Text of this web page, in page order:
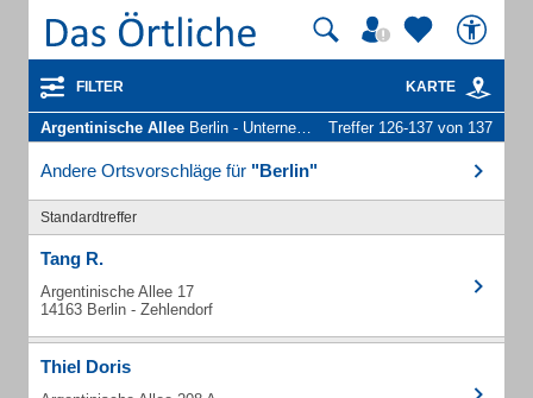
FILTER KARTE
Argentinische Allee Berlin - Unternehmen und Personen Treffer 126-137 von 137
Andere Ortsvorschläge für "Berlin"
Standardtreffer
Tang R.
Argentinische Allee 17
14163 Berlin - Zehlendorf
Thiel Doris